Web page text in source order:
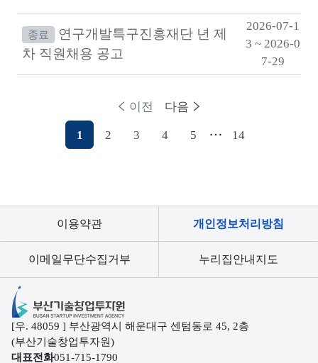
종료
연구개발특구진흥재단 년 제
차 직원채용 공고
2026-07-1
3 ~ 2026-0
7-29
이전
1 2 3 4 5 ... 14
다음
이용약관 개인정보처리방침
이메일무단수집거부 누리집안내지도
부산기술창업투자원
[우. 48059 ] 부산광역시 해운대구 센텀동로 45, 2층
(부산기술창업투자원)
대표전화051-715-1790